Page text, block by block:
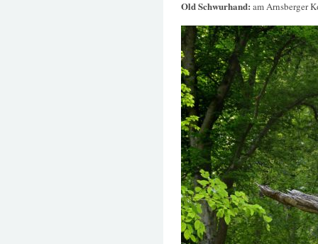
Old Schwurhand: am Arnsberger